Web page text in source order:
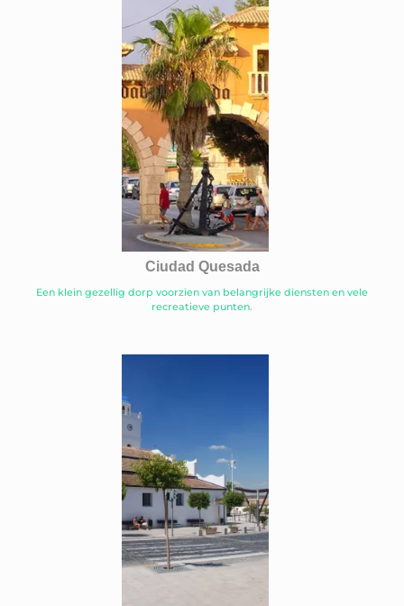
Ciudad Quesada
Een klein gezellig dorp voorzien van belangrijke diensten en vele
recreatieve punten.